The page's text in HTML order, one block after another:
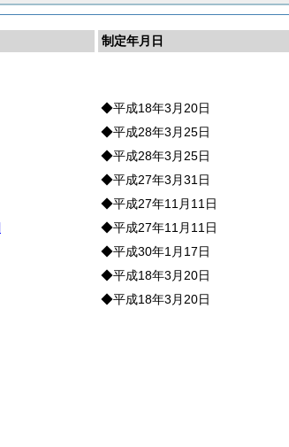
制定年月日
◆平成18年3月20日
◆平成28年3月25日
◆平成28年3月25日
◆平成27年3月31日
◆平成27年11月11日
◆平成27年11月11日
◆平成30年1月17日
◆平成18年3月20日
◆平成18年3月20日